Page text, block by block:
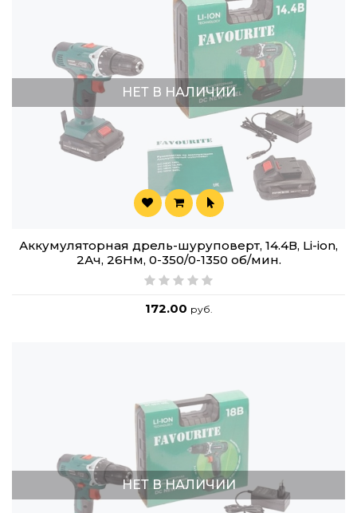
НЕТ В НАЛИЧИИ
Аккумуляторная дрель-шуруповерт, 14.4В, Li-ion,
2Ач, 26Нм, 0-350/0-1350 об/мин.
172.00 руб.
НЕТ В НАЛИЧИИ